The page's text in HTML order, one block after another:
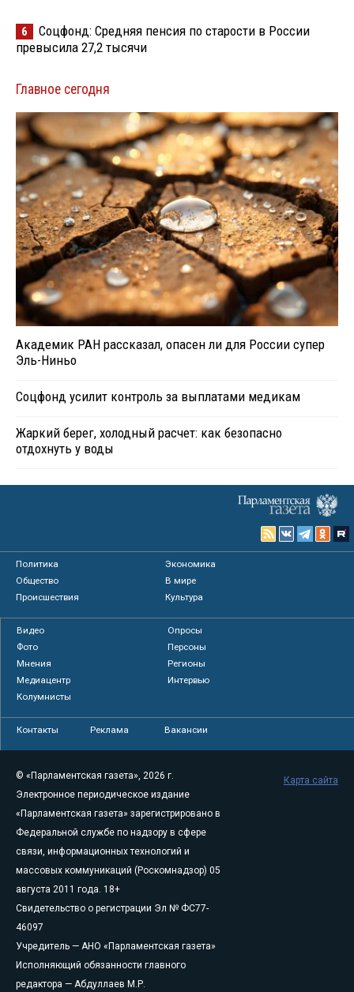
6
Соцфонд: Средняя пенсия по старости в России
превысила 27,2 тысячи
Главное сегодня
Академик РАН рассказал, опасен ли для России супер
Эль-Ниньо
Соцфонд усилит контроль за выплатами медикам
Жаркий берег, холодный расчет: как безопасно
отдохнуть у воды
Политика
Экономика
Общество
В мире
Происшествия
Культура
Видео
Опросы
Фото
Персоны
Мнения
Регионы
Медиацентр
Интервью
Колумнисты
Контакты Реклама Вакансии
© «Парламентская газета», 2026 г.
Электронное периодическое издание
«Парламентская газета» зарегистрировано в
Федеральной службе по надзору в сфере
связи, информационных технологий и
массовых коммуникаций (Роскомнадзор) 05
августа 2011 года. 18+
Свидетельство о регистрации Эл № ФС77-
46097
Учредитель — АНО «Парламентская газета»
Исполняющий обязанности главного
редактора — Абдуллаев М.Р.
Карта сайта